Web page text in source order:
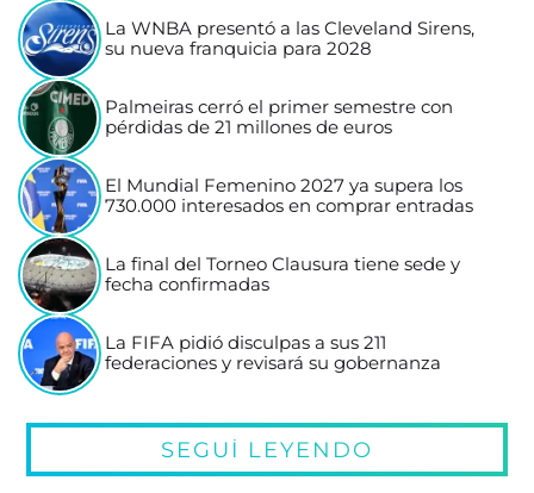
La WNBA presentó a las Cleveland Sirens,
su nueva franquicia para 2028
Palmeiras cerró el primer semestre con
pérdidas de 21 millones de euros
El Mundial Femenino 2027 ya supera los
730.000 interesados en comprar entradas
La final del Torneo Clausura tiene sede y
fecha confirmadas
La FIFA pidió disculpas a sus 211
federaciones y revisará su gobernanza
SEGUÍ LEYENDO